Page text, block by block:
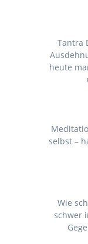
Tantra
heute
selbst –
Wie
schwer